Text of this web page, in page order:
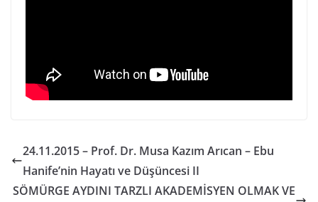
24.11.2015 – Prof. Dr. Musa Kazım Arıcan – Ebu
Hanife’nin Hayatı ve Düşüncesi II
SÖMÜRGE AYDINI TARZLI AKADEMİSYEN OLMAK VE